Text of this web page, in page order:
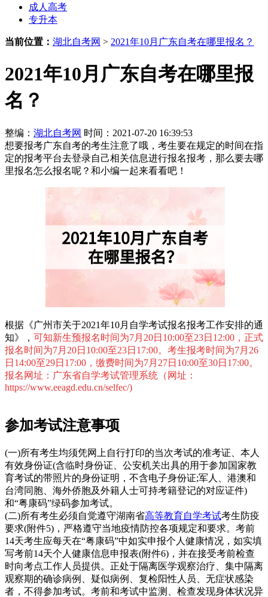
成人高考
专升本
当前位置： 湖北自考网 > 2021年10月广东自考在哪里报名？
2021年10月广东自考在哪里报
名？
整编： 湖北自考网 时间：2021-07-20 16:39:53
想要报考广东自考的考生注意了哦，考生要在规定的时间在指
定的报考平台去登录自己相关信息进行报名报考，那么要去哪
里报名怎么报名呢？和小编一起来看看吧！
根据《广州市关于2021年10月自学考试报名报考工作安排的通
知》， 可知新生预报名时间为7月20日10:00至23日12:00，正式
报名时间为7月20日10:00至23日17:00。考生报考时间为7月26
日14:00至29日17:00，缴费时间为7月27日10:00至30日17:00。
报名网址：广东省自学考试管理系统（网址：
https://www.eeagd.edu.cn/selfec/)
参加考试注意事项
(一)所有考生均须凭网上自行打印的当次考试的准考证、本人
有效身份证(含临时身份证、公安机关出具的用于参加国家教
育考试的带照片的身份证明，不含电子身份证;军人、港澳和
台湾同胞、海外侨胞及外籍人士可持考籍登记的对应证件)
和“粤康码”绿码参加考试。
(二)所有考生必须自觉遵守湖南省高等教育自学考试考生防疫
要求(附件5)，严格遵守当地疫情防控各项规定和要求。考前
14天考生应每天在“粤康码”中如实申报个人健康情况，如实填
写考前14天个人健康信息申报表(附件6)，并在接受考前检查
时向考点工作人员提供。正处于隔离医学观察治疗、集中隔离
观察期的确诊病例、疑似病例、复检阳性人员、无症状感染
者，不得参加考试。考前和考试中监测、检查发现身体状况异